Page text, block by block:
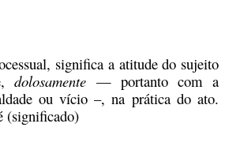
significa a atitude do sujeito
dolosamente — portanto com a
ou vício –, na prática do ato.